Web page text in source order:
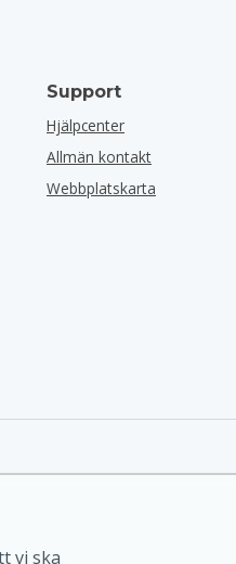
Support
Hjälpcenter
Allmän kontakt
Webbplatskarta
vi ska